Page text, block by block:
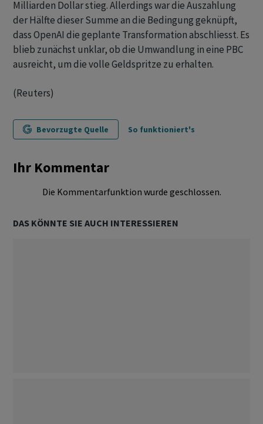
Milliarden Dollar stieg. Allerdings war die Auszahlung
der Hälfte dieser Summe an die Bedingung geknüpft,
dass OpenAI die geplante Transformation abschliesst. Es
blieb zunächst unklar, ob die Umwandlung in eine PBC
ausreicht, um die volle Geldspritze zu erhalten.
(Reuters)
Bevorzugte Quelle So funktioniert's
Ihr Kommentar
Die Kommentarfunktion wurde geschlossen.
DAS KÖNNTE SIE AUCH INTERESSIEREN